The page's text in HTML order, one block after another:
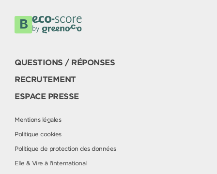
QUESTIONS / RÉPONSES
RECRUTEMENT
ESPACE PRESSE
Mentions légales
Politique cookies
Politique de protection des données
Elle & Vire à l'international